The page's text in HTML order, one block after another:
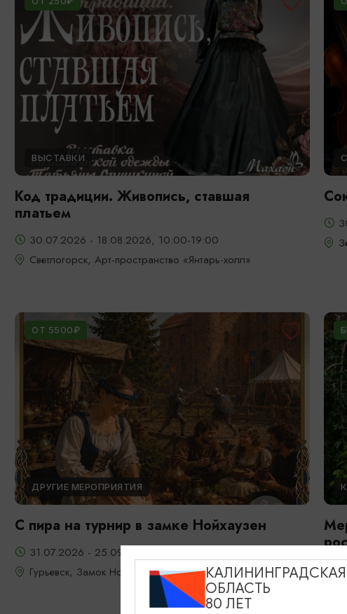
ВЫСТАВКИ
Код традиции. Живопись, ставшая
платьем
30.07.2026 - 18.08.2026, 10:00-19:00
Светлогорск, Арт-пространство «Янтарь-холл»
ОТ 5500₽
ДРУГИЕ МЕРОПРИЯТИЯ
С пира на турнир в замке Нойхаузен
31.07.2026 - 25.09.2026, 19:00-22:30
Гурьевск, Замок Нойхаузен
КАЛИНИНГРАДСКАЯ
ОБЛАСТЬ
80 ЛЕТ